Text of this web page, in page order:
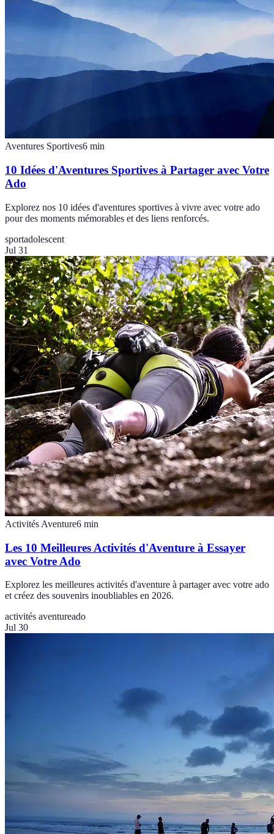
Aventures Sportives6 min
10 Idées d'Aventures Sportives à Partager avec Votre
Ado
Explorez nos 10 idées d'aventures sportives à vivre avec votre ado
pour des moments mémorables et des liens renforcés.
sportadolescent
Jul 31
Activités Aventure6 min
Les 10 Meilleures Activités d'Aventure à Essayer
avec Votre Ado
Explorez les meilleures activités d'aventure à partager avec votre ado
et créez des souvenirs inoubliables en 2026.
activités aventureado
Jul 30